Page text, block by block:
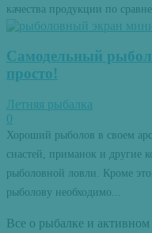
качества продукции по
Самодельный
просто!
Летняя рыбалка
0
Хороший рыболов в своем
снастей, приманок и другие
рыболовной ловли. Кроме
рыболову необходимо...
Все о рыбалке и активном